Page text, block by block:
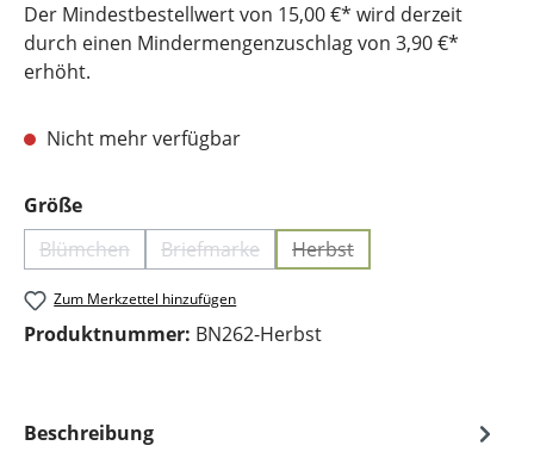
Der Mindestbestellwert von 15,00 €* wird derzeit
durch einen Mindermengenzuschlag von 3,90 €*
erhöht.
Nicht mehr verfügbar
Größeauswählen
Blümchen(Diese Option ist zurzeit nicht verfügbar.)
Briefmarke(Diese Option ist zurzeit nicht
Herbst(Diese Option ist zurzeit
Zum Merkzettel hinzufügen
Produktnummer: BN262-Herbst
Beschreibung